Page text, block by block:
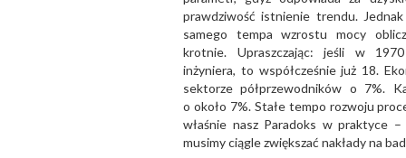
prawdziwość istnienie trendu.
samego tempa wzrostu mocy
krotnie. Upraszczając: jeśli w
inżyniera, to współcześnie już 18.
sektorze półprzewodników o 7%.
o około 7%. Stałe tempo rozwoju
właśnie nasz Paradoks w praktyce
musimy ciągle zwiększać nakłady na